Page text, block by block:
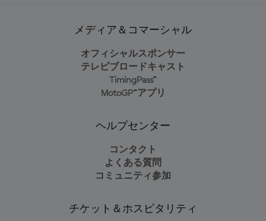
メディア＆コマーシャル
オフィシャルスポンサー
テレビブロードキャスト
TimingPass™
MotoGP™アプリ
ヘルプセンター
コンタクト
よくある質問
コミュニティ参加
チケット＆ホスピタリティ